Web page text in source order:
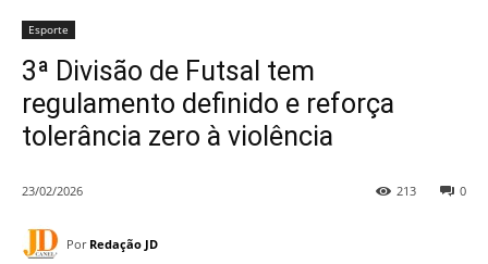
Esporte
3ª Divisão de Futsal tem
regulamento definido e reforça
tolerância zero à violência
23/02/2026 0
213
Por Redação JD